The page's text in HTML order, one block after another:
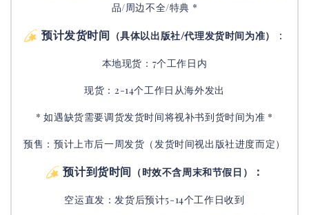
品/周边不全/特典 *
预计发货时间 （具体以出版社/代理发货时间为准） ：
本地现货：7个工作日内
现货：2-14个工作日从海外发出
* 如遇缺货需要调货发货时间将视补书到货时间为准 *
预售：预计上市后一周发货（发货时间视出版社进度而定）
预计到货时间 （时效不含周末和节假日） ：
空运直发：发货后预计5-14个工作日收到